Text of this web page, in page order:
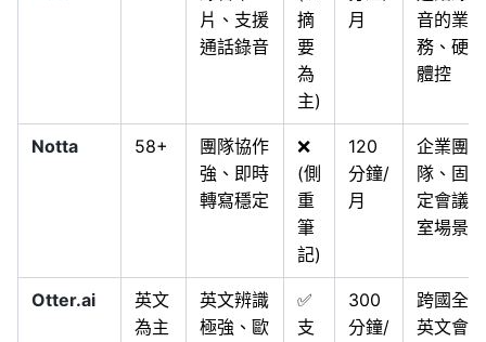
片、支援
通話錄音
摘
要
為
主)
月
音的業
務、硬
體控
Notta 58+
團隊協作
強、即時
轉寫穩定
❌
(側
重
筆
記)
120
分鐘/
月
企業團
隊、固
定會議
室場景
Otter.ai
英文
為主
英文辨識
極強、歐
✅
支
300
分鐘/
跨國全
英文會